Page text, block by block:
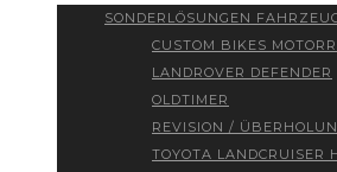
SONDERLÖSUNGEN
CUSTOM BIKES
LANDROVER DEFENDER
OLDTIMER
REVISION /
TOYOTA LANDCRUISER